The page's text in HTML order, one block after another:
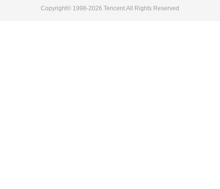
Copyright© 1998-2026 Tencent.All Rights Reserved